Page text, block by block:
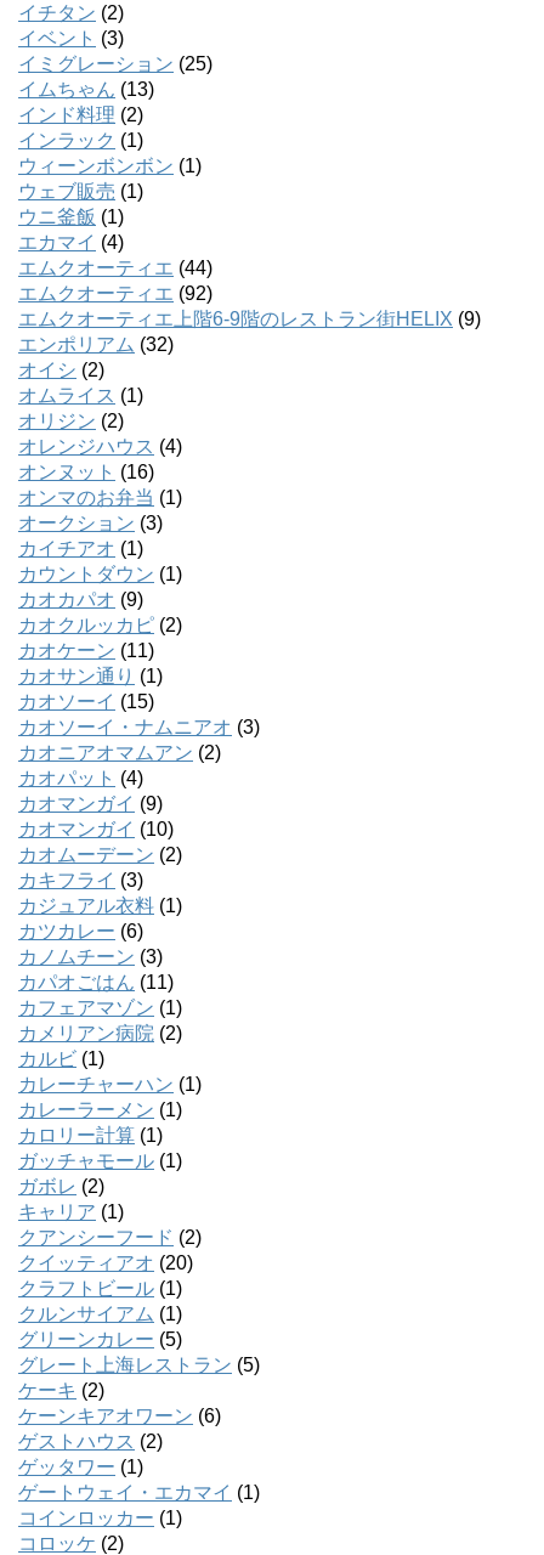
イチタン (2)
イベント (3)
イミグレーション (25)
イムちゃん (13)
インド料理 (2)
インラック (1)
ウィーンボンボン (1)
ウェブ販売 (1)
ウニ釜飯 (1)
エカマイ (4)
エムクオーティエ (44)
エムクオーティエ (92)
エムクオーティエ上階6-9階のレストラン街HELIX (9)
エンポリアム (32)
オイシ (2)
オムライス (1)
オリジン (2)
オレンジハウス (4)
オンヌット (16)
オンマのお弁当 (1)
オークション (3)
カイチアオ (1)
カウントダウン (1)
カオカパオ (9)
カオクルッカピ (2)
カオケーン (11)
カオサン通り (1)
カオソーイ (15)
カオソーイ・ナムニアオ (3)
カオニアオマムアン (2)
カオパット (4)
カオマンガイ (9)
カオマンガイ (10)
カオムーデーン (2)
カキフライ (3)
カジュアル衣料 (1)
カツカレー (6)
カノムチーン (3)
カパオごはん (11)
カフェアマゾン (1)
カメリアン病院 (2)
カルビ (1)
カレーチャーハン (1)
カレーラーメン (1)
カロリー計算 (1)
ガッチャモール (1)
ガボレ (2)
キャリア (1)
クアンシーフード (2)
クイッティアオ (20)
クラフトビール (1)
クルンサイアム (1)
グリーンカレー (5)
グレート上海レストラン (5)
ケーキ (2)
ケーンキアオワーン (6)
ゲストハウス (2)
ゲッタワー (1)
ゲートウェイ・エカマイ (1)
コインロッカー (1)
コロッケ (2)